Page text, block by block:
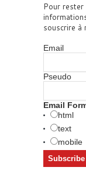
Pour
souscrire à
Email
Pseudo
Email
html
text
mobile